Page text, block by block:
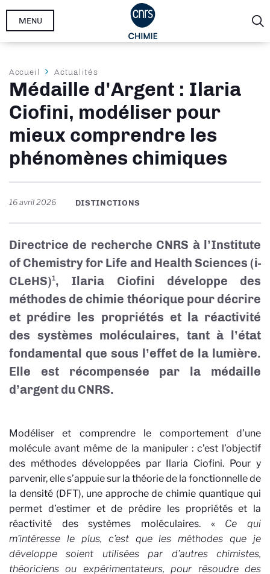
Aller
MENU
Fil
d'Ariane
Accueil Actualités
Médaille d'Argent : Ilaria
Ciofini, modéliser pour
mieux comprendre les
phénomènes chimiques
16 avril 2026 DISTINCTIONS
Directrice de recherche CNRS à l’Institute
of Chemistry for Life and Health Sciences (i-
CLeHS)¹, Ilaria Ciofini développe des
méthodes de chimie théorique pour décrire
et prédire les propriétés et la réactivité
des systèmes moléculaires, tant à l’état
fondamental que sous l’effet de la lumière.
Elle est récompensée par la médaille
d’argent du CNRS.
Modéliser et comprendre le comportement d’une
molécule avant même de la manipuler : c’est l’objectif
des méthodes développées par Ilaria Ciofini. Pour y
parvenir, elle s’appuie sur la théorie de la fonctionnelle de
la densité (DFT), une approche de chimie quantique qui
permet d’estimer et de prédire les propriétés et la
réactivité des systèmes moléculaires. « Ce qui
m’intéresse le plus, c’est que les méthodes que je
développe soient utilisées par d’autres chimistes,
théoriciens ou expérimentateurs, pour résoudre des